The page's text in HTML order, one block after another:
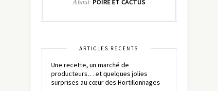
About POIRE ET CACTUS
ARTICLES RÉCENTS
Une recette, un marché de
producteurs… et quelques jolies
surprises au cœur des Hortillonnages